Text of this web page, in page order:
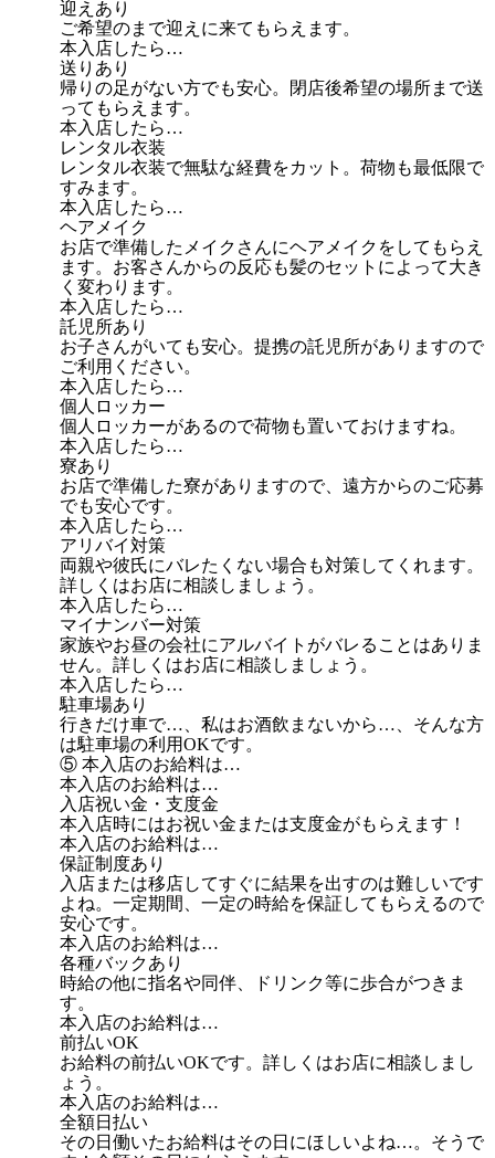
迎えあり
ご希望のまで迎えに来てもらえます。
本入店したら…
送りあり
帰りの足がない方でも安心。閉店後希望の場所まで送
ってもらえます。
本入店したら…
レンタル衣装
レンタル衣装で無駄な経費をカット。荷物も最低限で
すみます。
本入店したら…
ヘアメイク
お店で準備したメイクさんにヘアメイクをしてもらえ
ます。お客さんからの反応も髪のセットによって大き
く変わります。
本入店したら…
託児所あり
お子さんがいても安心。提携の託児所がありますので
ご利用ください。
本入店したら…
個人ロッカー
個人ロッカーがあるので荷物も置いておけますね。
本入店したら…
寮あり
お店で準備した寮がありますので、遠方からのご応募
でも安心です。
本入店したら…
アリバイ対策
両親や彼氏にバレたくない場合も対策してくれます。
詳しくはお店に相談しましょう。
本入店したら…
マイナンバー対策
家族やお昼の会社にアルバイトがバレることはありま
せん。詳しくはお店に相談しましょう。
本入店したら…
駐車場あり
行きだけ車で…、私はお酒飲まないから…、そんな方
は駐車場の利用OKです。
⑤ 本入店のお給料は…
本入店のお給料は…
入店祝い金・支度金
本入店時にはお祝い金または支度金がもらえます！
本入店のお給料は…
保証制度あり
入店または移店してすぐに結果を出すのは難しいです
よね。一定期間、一定の時給を保証してもらえるので
安心です。
本入店のお給料は…
各種バックあり
時給の他に指名や同伴、ドリンク等に歩合がつきま
す。
本入店のお給料は…
前払いOK
お給料の前払いOKです。詳しくはお店に相談しまし
ょう。
本入店のお給料は…
全額日払い
その日働いたお給料はその日にほしいよね…。そうで